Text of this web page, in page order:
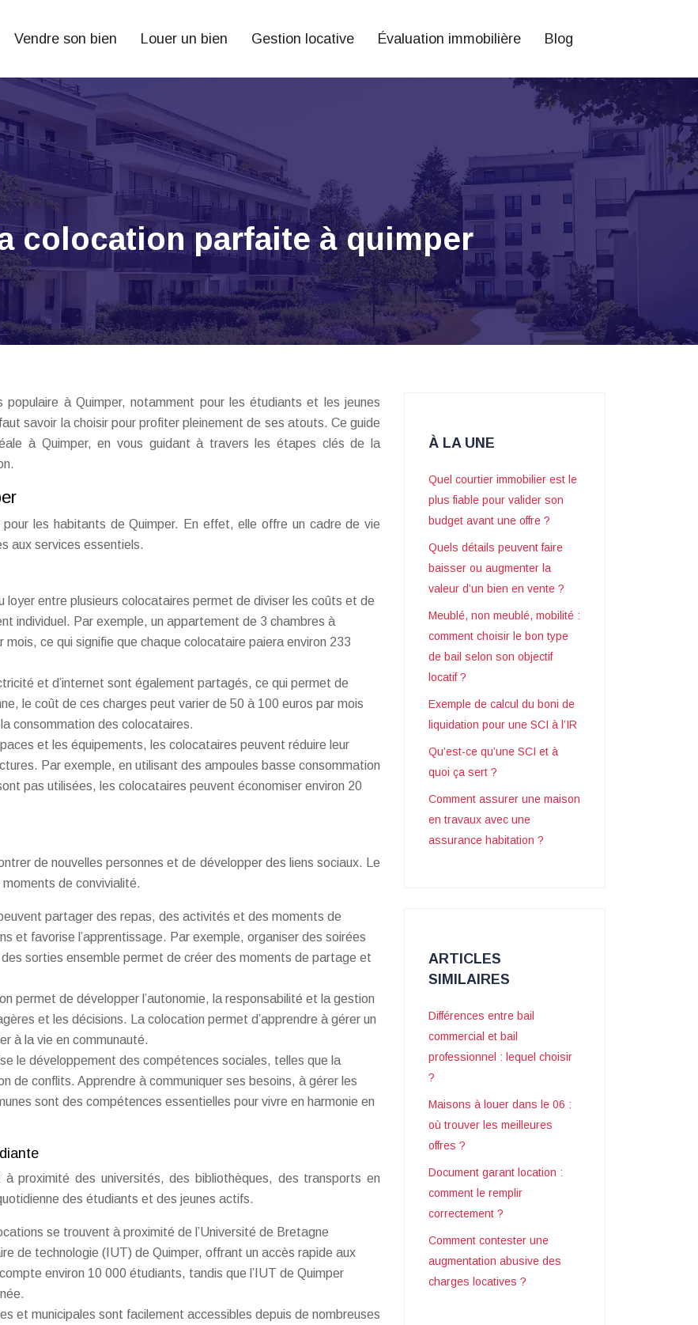
Vendre son bien Louer un bien Gestion locative Évaluation immobilière Blog
colocation parfaite à quimper
à Quimper, notamment pour les étudiants et les jeunes
savoir la choisir pour profiter pleinement de ses atouts. Ce guide
à Quimper, en vous guidant à travers les étapes clés de la
les habitants de Quimper. En effet, elle offre un cadre de vie
aux services essentiels.
loyer entre plusieurs colocataires permet de diviser les coûts et de
individuel. Par exemple, un appartement de 3 chambres à
ce qui signifie que chaque colocataire paiera environ 233
et d’internet sont également partagés, ce qui permet de
le coût de ces charges peut varier de 50 à 100 euros par mois
consommation des colocataires.
et les équipements, les colocataires peuvent réduire leur
Par exemple, en utilisant des ampoules basse consommation
pas utilisées, les colocataires peuvent économiser environ 20
de nouvelles personnes et de développer des liens sociaux. Le
de convivialité.
partager des repas, des activités et des moments de
et favorise l’apprentissage. Par exemple, organiser des soirées
sorties ensemble permet de créer des moments de partage et
permet de développer l’autonomie, la responsabilité et la gestion
et les décisions. La colocation permet d’apprendre à gérer un
à la vie en communauté.
le développement des compétences sociales, telles que la
de conflits. Apprendre à communiquer ses besoins, à gérer les
sont des compétences essentielles pour vivre en harmonie en
proximité des universités, des bibliothèques, des transports en
des étudiants et des jeunes actifs.
se trouvent à proximité de l’Université de Bretagne
de technologie (IUT) de Quimper, offrant un accès rapide aux
environ 10 000 étudiants, tandis que l’IUT de Quimper
et municipales sont facilement accessibles depuis de nombreuses
À LA UNE
Quel courtier immobilier est le
plus fiable pour valider son
budget avant une offre ?
Quels détails peuvent faire
baisser ou augmenter la
valeur d’un bien en vente ?
Meublé, non meublé, mobilité :
comment choisir le bon type
de bail selon son objectif
locatif ?
Exemple de calcul du boni de
liquidation pour une SCI à l’IR
Qu’est-ce qu’une SCI et à
quoi ça sert ?
Comment assurer une maison
en travaux avec une
assurance habitation ?
ARTICLES
SIMILAIRES
Différences entre bail
commercial et bail
professionnel : lequel choisir
?
Maisons à louer dans le 06 :
où trouver les meilleures
offres ?
Document garant location :
comment le remplir
correctement ?
Comment contester une
augmentation abusive des
charges locatives ?